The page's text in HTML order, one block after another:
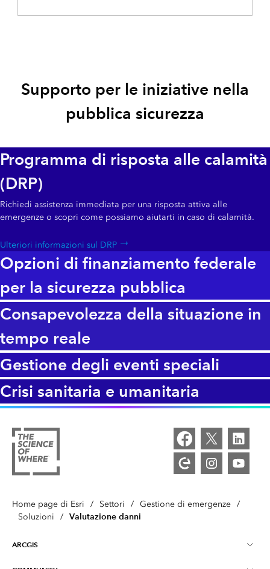
Supporto per le iniziative nella
pubblica sicurezza
Programma di risposta alle calamità
(DRP)
Richiedi assistenza immediata per una risposta attiva alle
emergenze o scopri come possiamo aiutarti in caso di calamità.
Ulteriori informazioni sul DRP
Opzioni di finanziamento federale
per la sicurezza pubblica
Consapevolezza della situazione in
tempo reale
Gestione degli eventi speciali
Crisi sanitaria e umanitaria
Home page di Esri / Settori / Gestione di emergenze /
Soluzioni
/ Valutazione danni
ARCGIS